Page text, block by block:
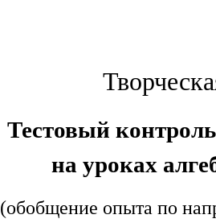
Тестовый
на уроках
(обобщение опыта по